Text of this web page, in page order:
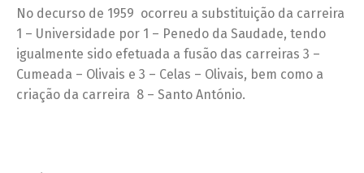
No decurso de 1959 ocorreu a substituição da carreira
1 – Universidade por 1 – Penedo da Saudade, tendo
igualmente sido efetuada a fusão das carreiras 3 –
Cumeada – Olivais e 3 – Celas – Olivais, bem como a
criação da carreira 8 – Santo António.